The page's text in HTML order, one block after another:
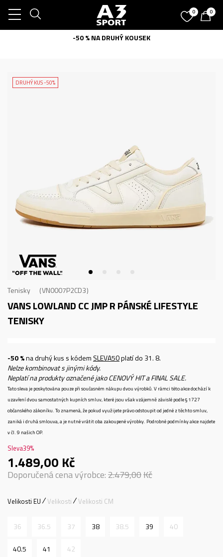
0 0
-50 % NA DRUHÝ KOUSEK
DRUHÝ KUS -50%
Tenisky VN0007P2CD3
VANS LOWLAND CC JMP RPÁNSKÉ LIFESTYLE
TENISKY
-50 %na druhý kus s kódem SLEVA50platí do 31. 8.
Nelze kombinovat s jinými kódy.
Neplatí na produkty označené jako CENOVÝ HIT a FINAL SALE.
Tato sleva je poskytována pouze při současném nákupu dvou výrobků. V rámci této akce dochází k
uzavření dvou samostatných kupních smluv, které jsou však vzájemně závislé podle § 1727
občanského zákoníku. To znamená, že pokud využijete právo odstoupit od jedné z těchto smluv,
zaniká i druhá smlouva, a je nutné vrátit oba zakoupené výrobky. Podrobné podmínky akce najdete
v čl. 9 našich OP.
Sleva39%
1.489,00 Kč
Doporučená cena výrobce:2.479,00Kč
Velikosti EU Velikosti Velikosti CM
36 36.5 37 38 38.5 39 40
40.5 41 42